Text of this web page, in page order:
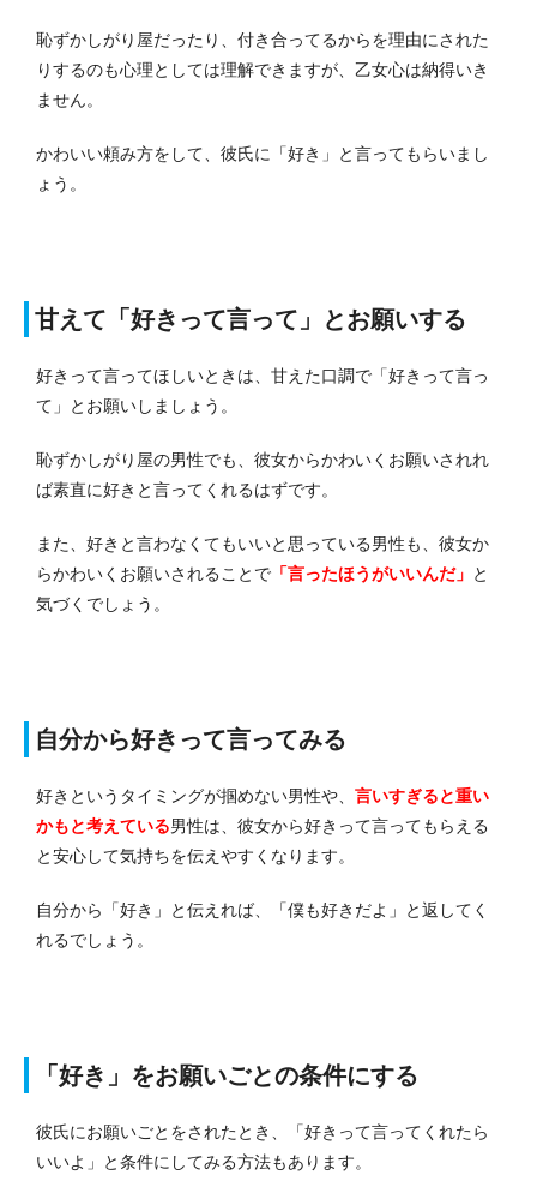
恥ずかしがり屋だったり、付き合ってるからを理由にされた
りするのも心理としては理解できますが、乙女心は納得いき
ません。
かわいい頼み方をして、彼氏に「好き」と言ってもらいまし
ょう。
甘えて「好きって言って」とお願いする
好きって言ってほしいときは、甘えた口調で「好きって言っ
て」とお願いしましょう。
恥ずかしがり屋の男性でも、彼女からかわいくお願いされれ
ば素直に好きと言ってくれるはずです。
また、好きと言わなくてもいいと思っている男性も、彼女か
らかわいくお願いされることで 「言ったほうがいいんだ」 と
気づくでしょう。
自分から好きって言ってみる
好きというタイミングが掴めない男性や、 言いすぎると重い
かもと考えている男性は、彼女から好きって言ってもらえる
と安心して気持ちを伝えやすくなります。
自分から「好き」と伝えれば、「僕も好きだよ」と返してく
れるでしょう。
「好き」をお願いごとの条件にする
彼氏にお願いごとをされたとき、「好きって言ってくれたら
いいよ」と条件にしてみる方法もあります。